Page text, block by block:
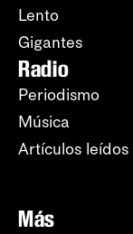
Lento
Gigantes
Radio
Periodismo
Música
Artículos leídos
Más